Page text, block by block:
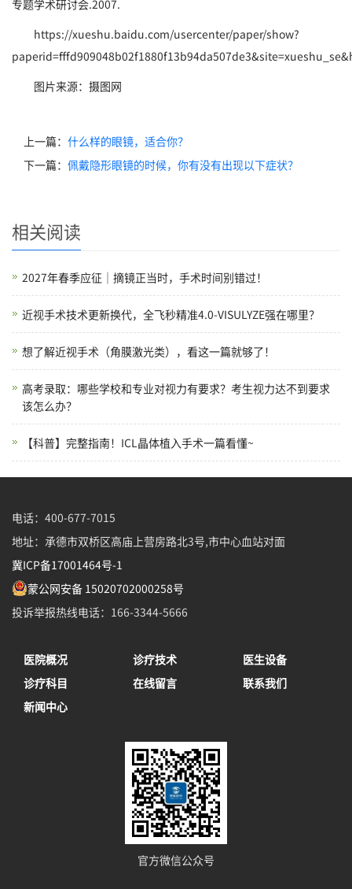
专题学术研讨会.2007.
https://xueshu.baidu.com/usercenter/paper/show?
图片来源：摄图网
上一篇： 什么样的眼镜，适合你？
下一篇： 佩戴隐形眼镜的时候，你有没有出现以下症状？
相关阅读
2027年春季应征｜摘镜正当时，手术时间别错过！
近视手术技术更新换代，全飞秒精准4.0-VISULYZE强在哪里？
想了解近视手术（角膜激光类），看这一篇就够了！
高考录取：哪些学校和专业对视力有要求？考生视力达不到要求
该怎么办？
【科普】完整指南！ICL晶体植入手术一篇看懂~
电话：400-677-7015
地址：承德市双桥区高庙上营房路北3号,市中心血站对面
冀ICP备17001464号-1
蒙公网安备 15020702000258号
投诉举报热线电话：166-3344-5666
医院概况 诊疗技术
医生设备
诊疗科目
在线留言
联系我们
新闻中心
官方微信公众号